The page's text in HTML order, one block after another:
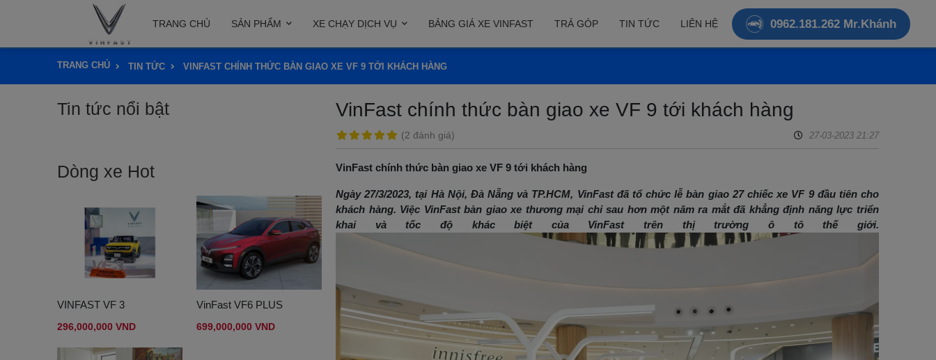
TRANG CHỦ SẢN PHẨM XE CHẠY DỊCH VỤ BẢNG GIÁ XE VINFAST TRẢ GÓP TIN TỨC LIÊN HỆ 0962.181.262 Mr.Khánh
TRANG CHỦ TIN TỨC VINFAST CHÍNH THỨC BÀN GIAO XE VF 9 TỚI KHÁCH HÀNG
Tin tức nổi bật
Dòng xe Hot
VINFAST VF 3
296,000,000 VND
VinFast VF6 PLUS
699,000,000 VND
VinFast chính thức bàn giao xe VF 9 tới khách hàng
(2 đánh giá) 27-03-2023 21:27
VinFast chính thức bàn giao xe VF 9 tới khách hàng
Ngày 27/3/2023, tại Hà Nội, Đà Nẵng và TP.HCM, VinFast đã tổ chức lễ bàn giao 27 chiếc xe VF 9 đầu tiên cho
khách hàng. Việc VinFast bàn giao xe thương mại chỉ sau hơn một năm ra mắt đã khẳng định năng lực triển
khai và tốc độ khác biệt của VinFast trên thị trường ô tô thế giới.